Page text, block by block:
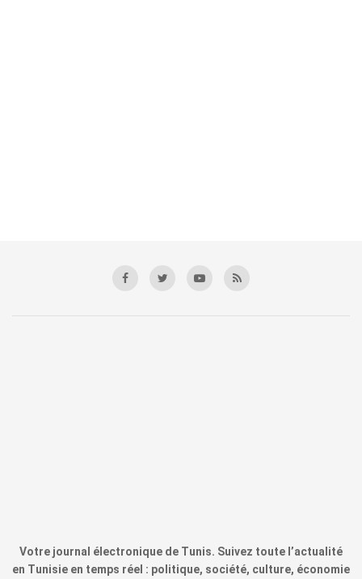
Votre journal électronique de Tunis. Suivez toute l’actualité
en Tunisie en temps réel : politique, société, culture, économie